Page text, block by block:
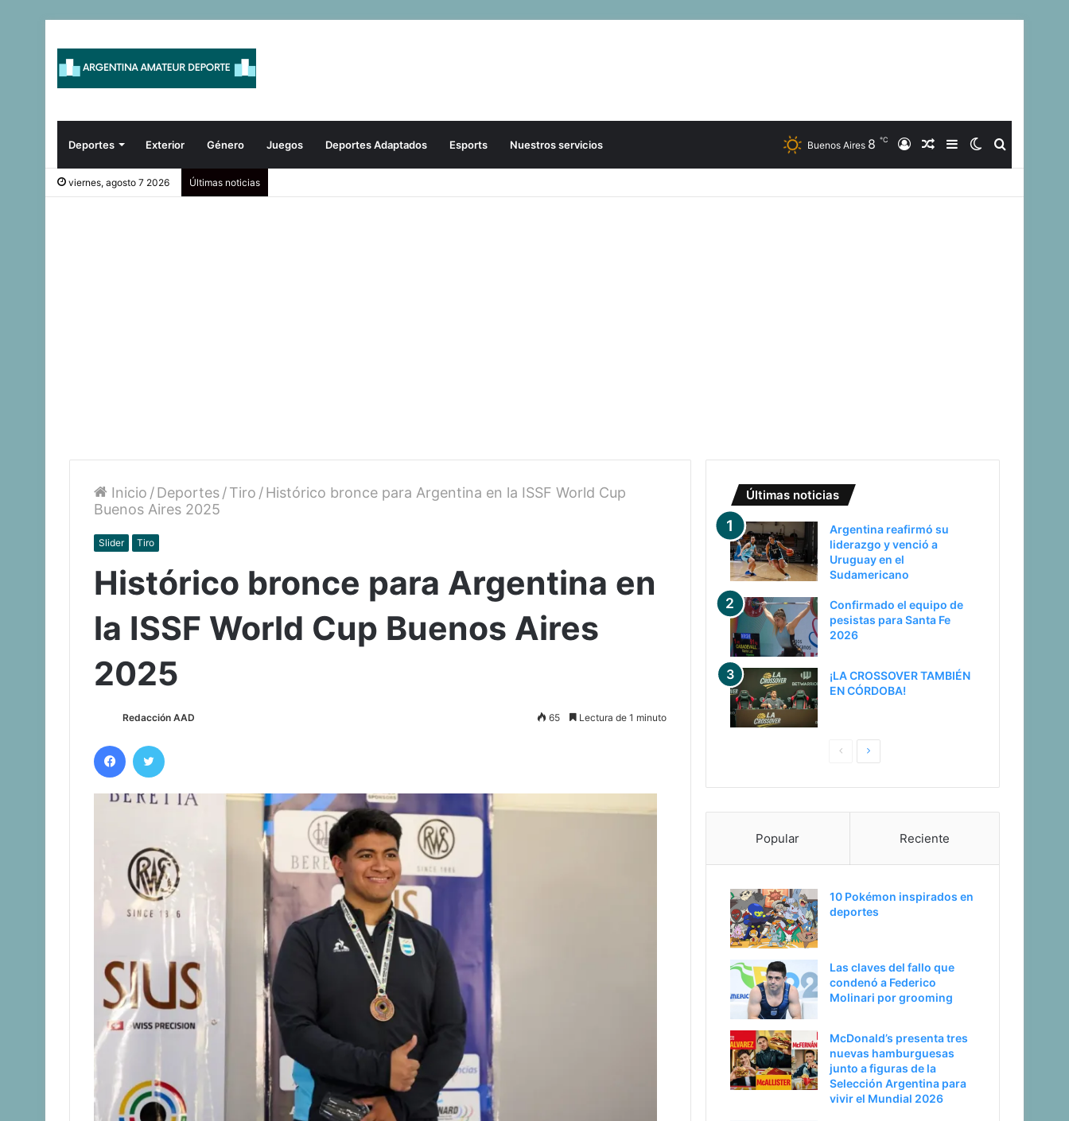
Deportes Exterior Género Juegos Deportes Adaptados Esports Nuestros servicios Buscar
Switch
Barra
Artículo
Iniciar
Buenos Aires 8 ℃
viernes, agosto 7 2026 Últimas noticias
Inicio /Deportes/Tiro /Histórico bronce para Argentina en la ISSF World Cup
Buenos Aires 2025
Slider Tiro
Histórico bronce para Argentina en
la ISSF World Cup Buenos Aires
2025
Redacción AAD 65 Lectura de 1 minuto
Facebook
Últimas noticias
Argentina reafirmó su
liderazgo y venció a
Uruguay en el
Sudamericano
Confirmado el equipo de
pesistas para Santa Fe
2026
¡LA CROSSOVER TAMBIÉN
EN CÓRDOBA!
PaginaSiguiente
Popular Reciente
10 Pokémon inspirados en
deportes
Las claves del fallo que
condenó a Federico
Molinari por grooming
McDonald’s presenta tres
nuevas hamburguesas
junto a figuras de la
Selección Argentina para
vivir el Mundial 2026